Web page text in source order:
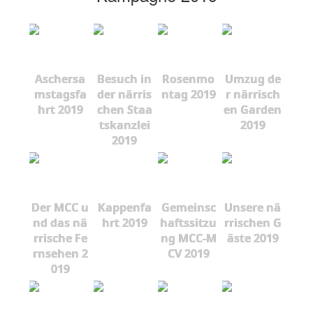
Aschersa
mstagsfa
hrt 2019
Besuch in
der närris
chen Staa
tskanzlei
2019
Rosenmo
ntag 2019
Umzug de
r närrisch
en Garden
2019
Der MCC u
nd das nä
rrische Fe
rnsehen 2
019
Kappenfa
hrt 2019
Gemeinsc
haftssitzu
ng MCC-M
CV 2019
Unsere nä
rrischen G
äste 2019